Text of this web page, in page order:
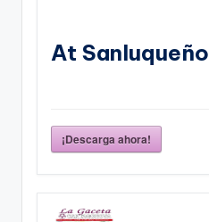
At Sanluqueño
¡Descarga ahora!